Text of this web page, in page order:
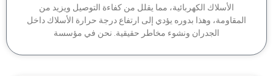
الأسلاك الكهربائية، مما يقلل من كفاءة التوصيل ويزيد من
وهذا بدوره يؤدي إلى ارتفاع درجة حرارة الأسلاك داخل
الجدران ونشوء مخاطر حقيقية. نحن في مؤسسة